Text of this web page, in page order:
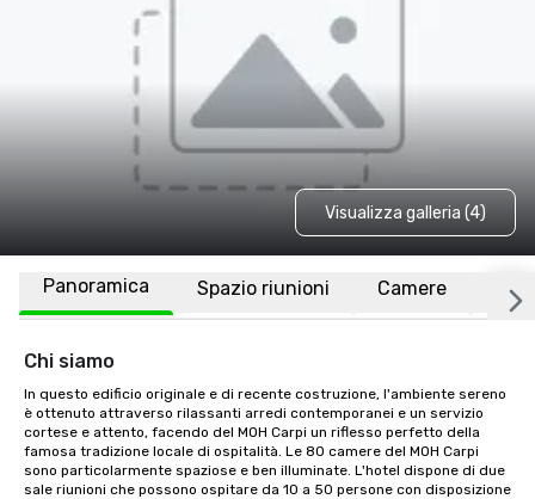
Visualizza galleria (4)
Panoramica Spazio riunioni Camere
Chi siamo
In questo edificio originale e di recente costruzione, l'ambiente sereno
è ottenuto attraverso rilassanti arredi contemporanei e un servizio
cortese e attento, facendo del MOH Carpi un riflesso perfetto della
famosa tradizione locale di ospitalità. Le 80 camere del MOH Carpi
sono particolarmente spaziose e ben illuminate. L'hotel dispone di due
sale riunioni che possono ospitare da 10 a 50 persone con disposizione